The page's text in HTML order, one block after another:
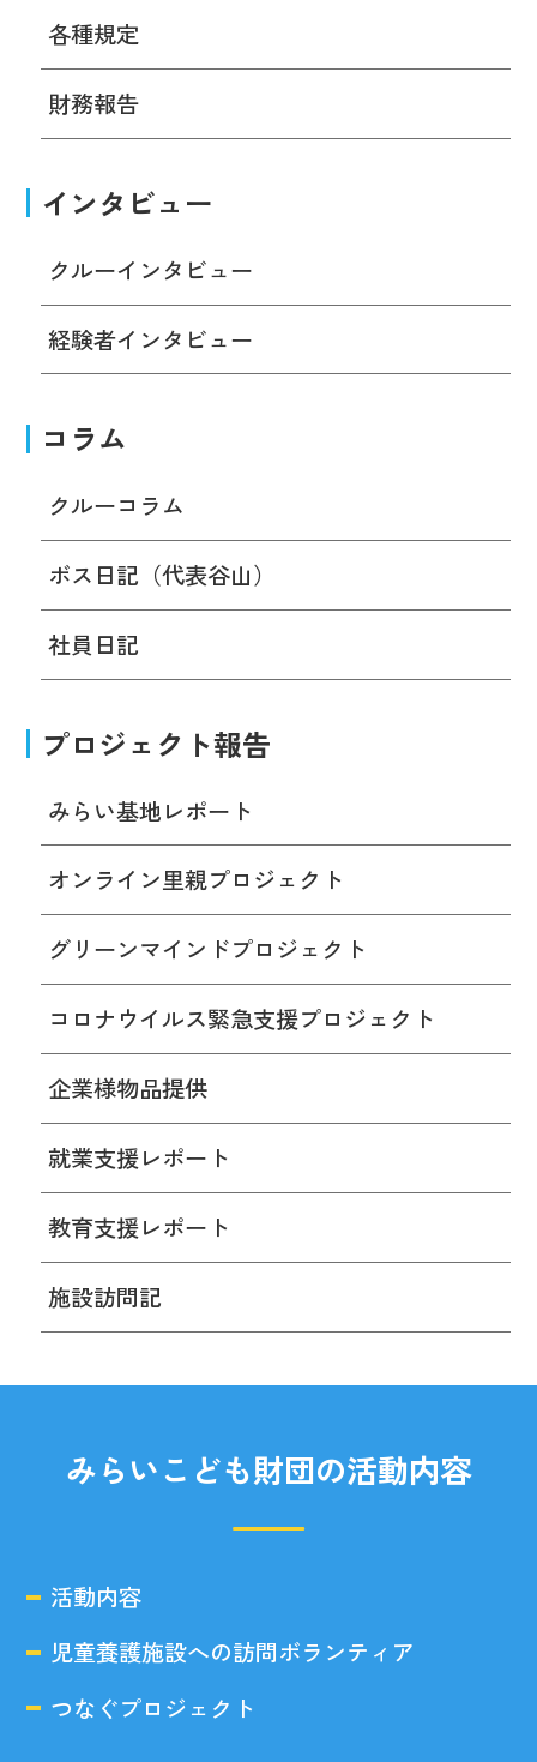
各種規定
財務報告
インタビュー
クルーインタビュー
経験者インタビュー
コラム
クルーコラム
ボス日記（代表谷山）
社員日記
プロジェクト報告
みらい基地レポート
オンライン里親プロジェクト
グリーンマインドプロジェクト
コロナウイルス緊急支援プロジェクト
企業様物品提供
就業支援レポート
教育支援レポート
施設訪問記
みらいこども財団の活動内容
活動内容
児童養護施設への訪問ボランティア
つなぐプロジェクト